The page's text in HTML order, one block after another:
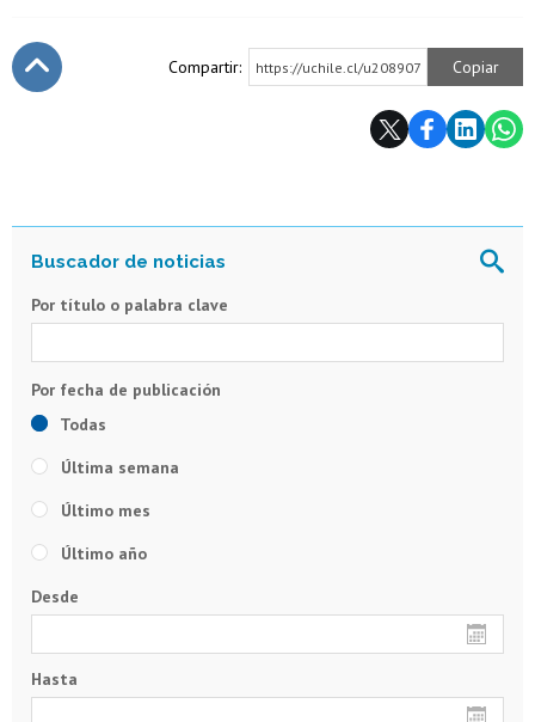
Compartir: https://uchile.cl/u208907 Copiar
Por título o palabra clave
Todas
Última semana
Último mes
Último año
Desde
Hasta